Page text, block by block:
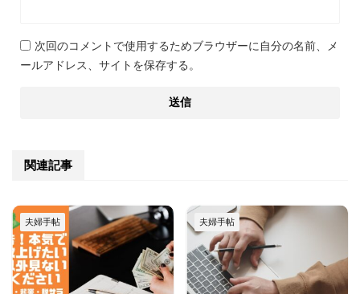
次回のコメントで使用するためブラウザーに自分の名前、メ
ールアドレス、サイトを保存する。
関連記事
夫婦手帖 夫婦手帖